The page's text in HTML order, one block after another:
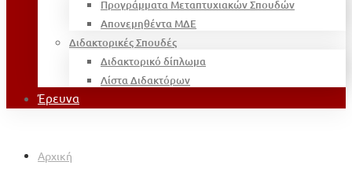
Προγράμματα Μεταπτυχιακών Σπουδών
Απονεμηθέντα ΜΔΕ
Διδακτορικές Σπουδές
Διδακτορικό δίπλωμα
Λίστα Διδακτόρων
Έρευνα
Αρχική